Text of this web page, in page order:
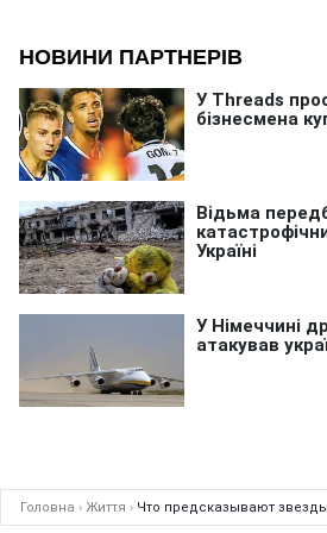
Головна › Життя › Что предсказывают